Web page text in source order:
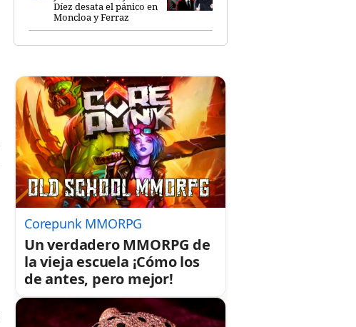
Díez desata el pánico en
Moncloa y Ferraz
Corepunk MMORPG
Un verdadero MMORPG de
la vieja escuela ¡Cómo los
de antes, pero mejor!